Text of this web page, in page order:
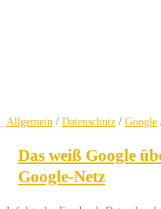
Allgemein / Datenschutz / Google
Das weiß Google
Google-Netz